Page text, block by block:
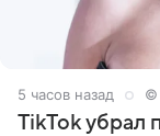
5 часов назад ©
TikTok убрал